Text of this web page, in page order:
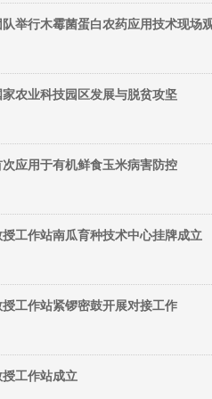
举行木霉菌蛋白农药应用技术现场
农业科技园区发展与脱贫攻坚
应用于有机鲜食玉米病害防控
工作站南瓜育种技术中心挂牌成立
工作站紧锣密鼓开展对接工作
工作站成立